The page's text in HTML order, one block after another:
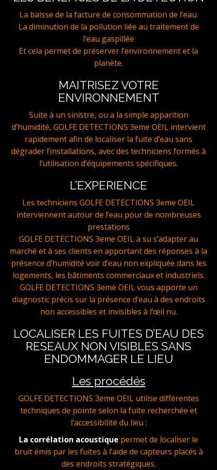
La baisse de la facture de consommation de l’eau.
La diminution de la pollution liée au traitement de
l’eau gaspillée
Et cela permet de préserver l’environnement et la
planète.
MAITRISEZ VOTRE
ENVIRONNEMENT
Suite à un sinistre, ou a la simple apparition
d’humidité, GOLFE DETECTIONS 3eme OEIL intervient
rapidement afin de localiser la fuite d’eau sans
dégrader l’installations, avec des techniciens formés à
l’utilisation d’équipements spécifiques.
L’EXPERIENCE
Les techniciens GOLFE DETECTIONS 3eme OEIL
interviennent autour de l’eau pour de nombreuses
prestations
GOLFE DETECTIONS 3eme OEIL a su s’adapter au
marché et à ses clients en apportant des réponses à la
présence d’humidité voir d’eau non expliquée dans les
logements, les bâtiments commerciaux et industriels.
GOLFE DETECTIONS 3eme OEIL vous apporte un
diagnostic précis sur la présence d’eau à des endroits
non accessibles et invisibles à l’œil nu.
LOCALISER LES FUITES D’EAU DES
RESEAUX NON VISIBLES SANS
ENDOMMAGER LE LIEU
Les procédés
GOLFE DETECTIONS 3eme OEIL utilise différentes
techniques de pointe selon la fuite recherchée et
l’accessibilité du lieu :
La corrélation acoustique permet de localiser le
bruit émis par les fuites à l’aide de capteurs placés à
des endroits stratégiques.